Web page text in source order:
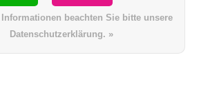
Informationen beachten Sie bitte unsere
Datenschutzerklärung. »